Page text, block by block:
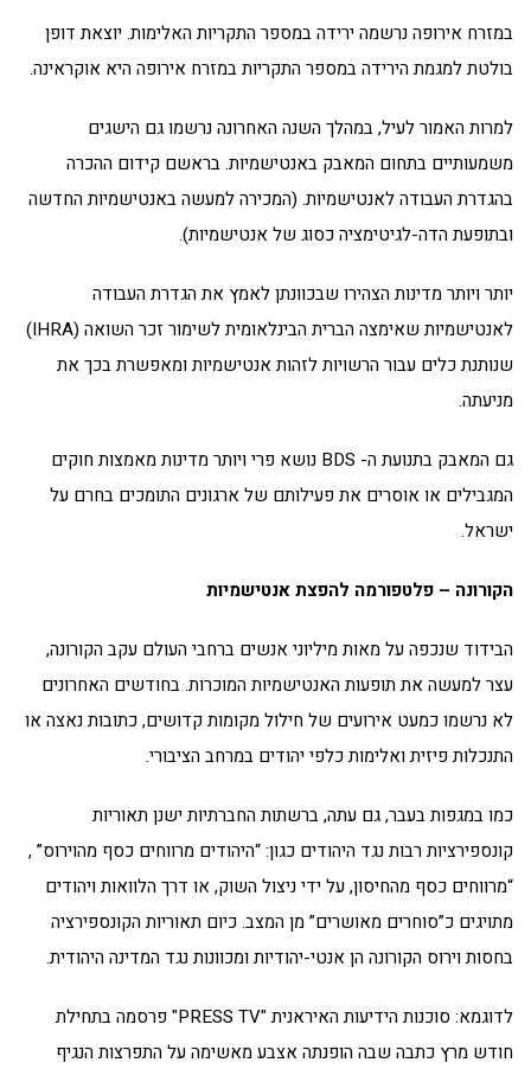
במזרח אירופה נרשמה ירידה במספר התקריות האלימות. יוצאת דופן
בולטת למגמת הירידה במספר התקריות במזרח אירופה היא אוקראינה.
למרות האמור לעיל, במהלך השנה האחרונה נרשמו גם הישגים
משמעותיים בתחום המאבק באנטישמיות. בראשם קידום ההכרה
בהגדרת העבודה לאנטישמיות. (המכירה למעשה באנטישמיות החדשה
ובתופעת הדה-לגיטימציה כסוג של אנטישמיות).
יותר ויותר מדינות הצהירו שבכוונתן לאמץ את הגדרת העבודה
לאנטישמיות שאימצה הברית הבינלאומית לשימור זכר השואה (IHRA)
שנותנת כלים עבור הרשויות לזהות אנטישמיות ומאפשרת בכך את
מניעתה.
גם המאבק בתנועת ה- BDS נושא פרי ויותר מדינות מאמצות חוקים
המגבילים או אוסרים את פעילותם של ארגונים התומכים בחרם על
ישראל.
הקורונה – פלטפורמה להפצת אנטישמיות
הבידוד שנכפה על מאות מיליוני אנשים ברחבי העולם עקב הקורונה,
עצר למעשה את תופעות האנטישמיות המוכרות. בחודשים האחרונים
לא נרשמו כמעט אירועים של חילול מקומות קדושים, כתובות נאצה או
התנכלות פיזית ואלימות כלפי יהודים במרחב הציבורי.
כמו במגפות בעבר, גם עתה, ברשתות החברתיות ישנן תאוריות
קונספירציות רבות נגד היהודים כגון: “היהודים מרווחים כסף מהוירוס” ,
“מרווחים כסף מהחיסון, על ידי ניצול השוק, או דרך הלוואות ויהודים
מתויגים כ”סוחרים מאושרים” מן המצב. כיום תאוריות הקונספירציה
בחסות וירוס הקורונה הן אנטי-יהודיות ומכוונות נגד המדינה היהודית.
לדוגמא: סוכנות הידיעות האיראנית "PRESS TV" פרסמה בתחילת
חודש מרץ כתבה שבה הופנתה אצבע מאשימה על התפרצות הנגיף